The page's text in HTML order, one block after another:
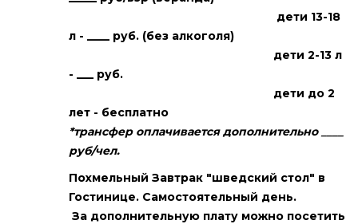
дети 13-18
л - ____ руб. (без алкоголя)
дети 2-13 л
- ___ руб.
дети до 2
лет - бесплатно
*трансфер оплачивается дополнительно ____
руб/чел.
Похмельный Завтрак "шведский стол" в
Гостинице. Самостоятельный день.
За дополнительную плату можно посетить